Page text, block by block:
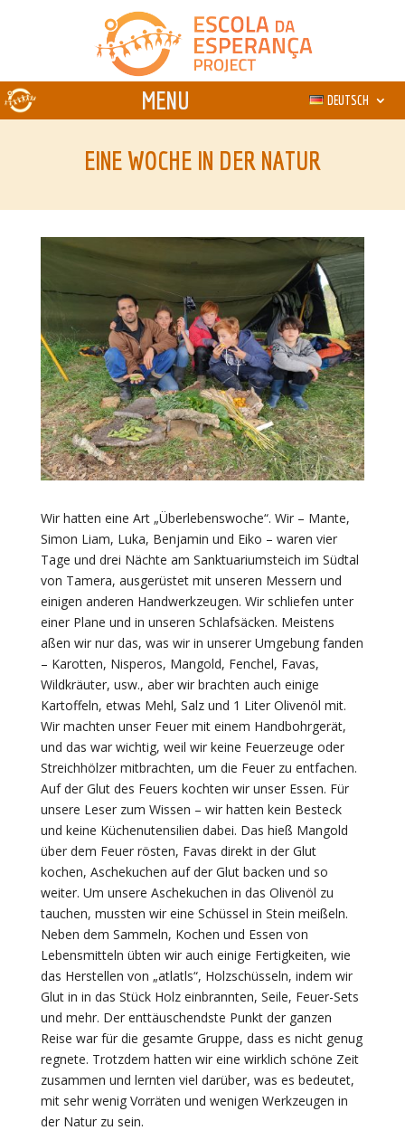
DEUTSCH
EINE WOCHE IN DER NATUR
Wir hatten eine Art „Überlebenswoche“. Wir – Mante,
Simon Liam, Luka, Benjamin und Eiko – waren vier
Tage und drei Nächte am Sanktuariumsteich im Südtal
von Tamera, ausgerüstet mit unseren Messern und
einigen anderen Handwerkzeugen. Wir schliefen unter
einer Plane und in unseren Schlafsäcken. Meistens
aßen wir nur das, was wir in unserer Umgebung fanden
– Karotten, Nisperos, Mangold, Fenchel, Favas,
Wildkräuter, usw., aber wir brachten auch einige
Kartoffeln, etwas Mehl, Salz und 1 Liter Olivenöl mit.
Wir machten unser Feuer mit einem Handbohrgerät,
und das war wichtig, weil wir keine Feuerzeuge oder
Streichhölzer mitbrachten, um die Feuer zu entfachen.
Auf der Glut des Feuers kochten wir unser Essen. Für
unsere Leser zum Wissen – wir hatten kein Besteck
und keine Küchenutensilien dabei. Das hieß Mangold
über dem Feuer rösten, Favas direkt in der Glut
kochen, Aschekuchen auf der Glut backen und so
weiter. Um unsere Aschekuchen in das Olivenöl zu
tauchen, mussten wir eine Schüssel in Stein meißeln.
Neben dem Sammeln, Kochen und Essen von
Lebensmitteln übten wir auch einige Fertigkeiten, wie
das Herstellen von „atlatls“, Holzschüsseln, indem wir
Glut in in das Stück Holz einbrannten, Seile, Feuer-Sets
und mehr. Der enttäuschendste Punkt der ganzen
Reise war für die gesamte Gruppe, dass es nicht genug
regnete. Trotzdem hatten wir eine wirklich schöne Zeit
zusammen und lernten viel darüber, was es bedeutet,
mit sehr wenig Vorräten und wenigen Werkzeugen in
der Natur zu sein.